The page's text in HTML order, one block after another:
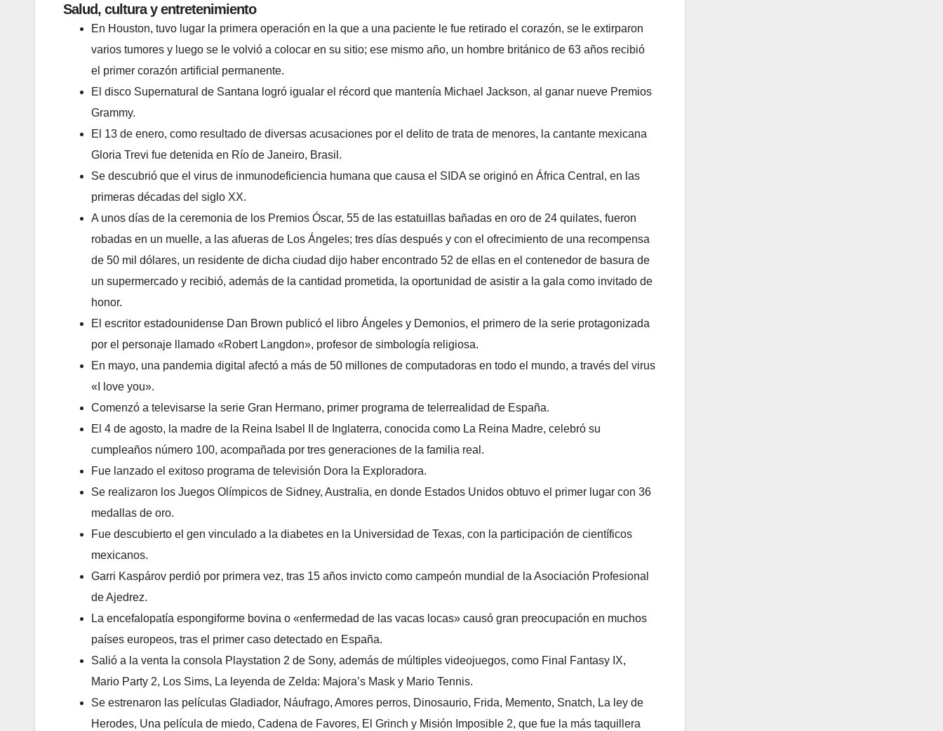
Salud, cultura y entretenimiento
En Houston, tuvo lugar la primera operación en la que a una paciente le fue retirado el corazón, se le extirparon
varios tumores y luego se le volvió a colocar en su sitio; ese mismo año, un hombre británico de 63 años recibió
el primer corazón artificial permanente.
El disco Supernatural de Santana logró igualar el récord que mantenía Michael Jackson, al ganar nueve Premios
Grammy.
El 13 de enero, como resultado de diversas acusaciones por el delito de trata de menores, la cantante mexicana
Gloria Trevi fue detenida en Río de Janeiro, Brasil.
Se descubrió que el virus de inmunodeficiencia humana que causa el SIDA se originó en África Central, en las
primeras décadas del siglo XX.
A unos días de la ceremonia de los Premios Óscar, 55 de las estatuillas bañadas en oro de 24 quilates, fueron
robadas en un muelle, a las afueras de Los Ángeles; tres días después y con el ofrecimiento de una recompensa
de 50 mil dólares, un residente de dicha ciudad dijo haber encontrado 52 de ellas en el contenedor de basura de
un supermercado y recibió, además de la cantidad prometida, la oportunidad de asistir a la gala como invitado de
honor.
El escritor estadounidense Dan Brown publicó el libro Ángeles y Demonios, el primero de la serie protagonizada
por el personaje llamado «Robert Langdon», profesor de simbología religiosa.
En mayo, una pandemia digital afectó a más de 50 millones de computadoras en todo el mundo, a través del virus
«I love you».
Comenzó a televisarse la serie Gran Hermano, primer programa de telerrealidad de España.
El 4 de agosto, la madre de la Reina Isabel II de Inglaterra, conocida como La Reina Madre, celebró su
cumpleaños número 100, acompañada por tres generaciones de la familia real.
Fue lanzado el exitoso programa de televisión Dora la Exploradora.
Se realizaron los Juegos Olímpicos de Sidney, Australia, en donde Estados Unidos obtuvo el primer lugar con 36
medallas de oro.
Fue descubierto el gen vinculado a la diabetes en la Universidad de Texas, con la participación de científicos
mexicanos.
Garri Kaspárov perdió por primera vez, tras 15 años invicto como campeón mundial de la Asociación Profesional
de Ajedrez.
La encefalopatía espongiforme bovina o «enfermedad de las vacas locas» causó gran preocupación en muchos
países europeos, tras el primer caso detectado en España.
Salió a la venta la consola Playstation 2 de Sony, además de múltiples videojuegos, como Final Fantasy IX,
Mario Party 2, Los Sims, La leyenda de Zelda: Majora’s Mask y Mario Tennis.
Se estrenaron las películas Gladiador, Náufrago, Amores perros, Dinosaurio, Frida, Memento, Snatch, La ley de
Herodes, Una película de miedo, Cadena de Favores, El Grinch y Misión Imposible 2, que fue la más taquillera